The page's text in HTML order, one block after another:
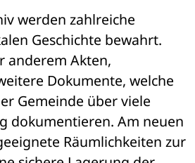
werden zahlreiche
Geschichte bewahrt.
anderem Akten,
Dokumente, welche
Gemeinde über viele
dokumentieren. Am neuen
Räumlichkeiten zur